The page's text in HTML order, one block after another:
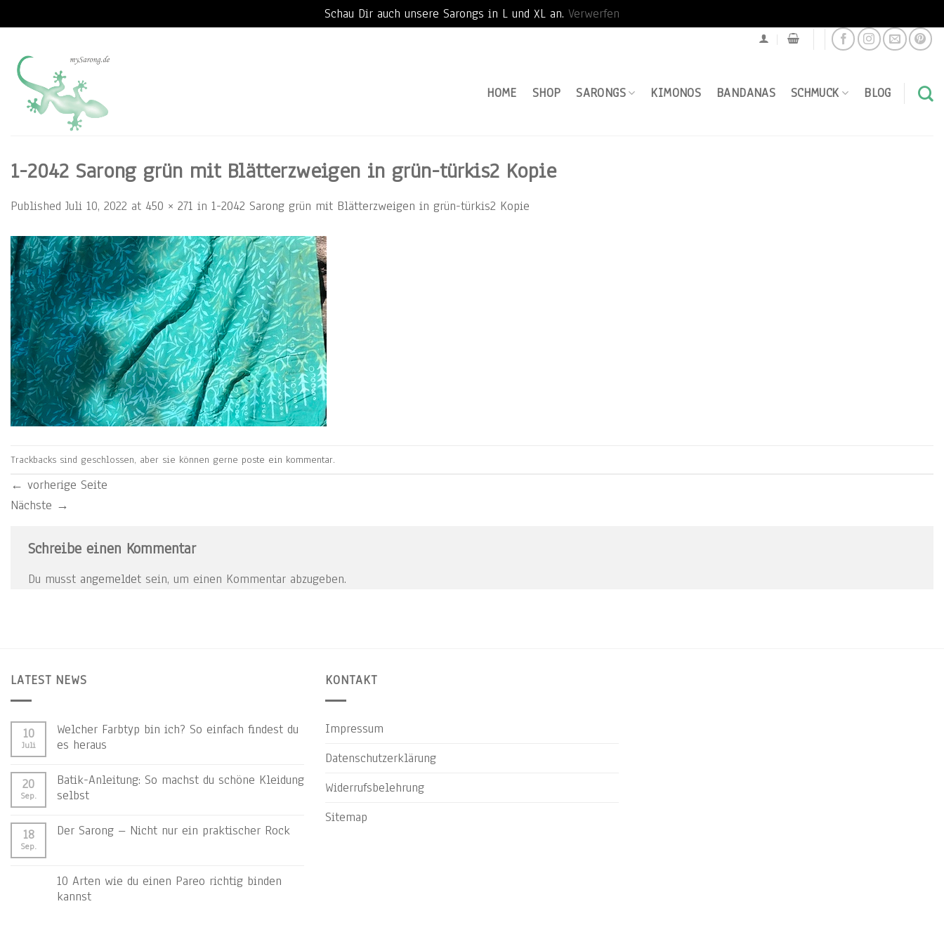
Schau Dir auch unsere Sarongs in L und XL an. Verwerfen
content
HOME
SHOP SARONGS KIMONOS BANDANAS SCHMUCK BLOG
1-2042 Sarong grün mit Blätterzweigen in grün-türkis2 Kopie
Published Juli 10, 2022 at 450 × 271 in 1-2042 Sarong grün mit Blätterzweigen in grün-türkis2 Kopie
Trackbacks sind geschlossen, aber sie können gerne poste ein kommentar.
← vorherige Seite
Nächste →
Schreibe einen Kommentar
Du musst angemeldet sein, um einen Kommentar abzugeben.
LATEST NEWS
10
Juli
Welcher Farbtyp bin ich? So einfach findest du
es heraus
20
Sep.
Batik-Anleitung: So machst du schöne Kleidung
selbst
18
Sep.
Der Sarong – Nicht nur ein praktischer Rock
10 Arten wie du einen Pareo richtig binden
kannst
KONTAKT
Impressum
Datenschutzerklärung
Widerrufsbelehrung
Sitemap